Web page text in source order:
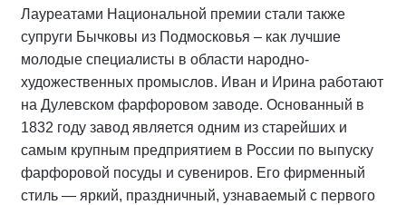
Лауреатами Национальной премии стали также
супруги Бычковы из Подмосковья – как лучшие
молодые специалисты в области народно-
художественных промыслов. Иван и Ирина работают
на Дулевском фарфоровом заводе. Основанный в
1832 году завод является одним из старейших и
самым крупным предприятием в России по выпуску
фарфоровой посуды и сувениров. Его фирменный
стиль — яркий, праздничный, узнаваемый с первого